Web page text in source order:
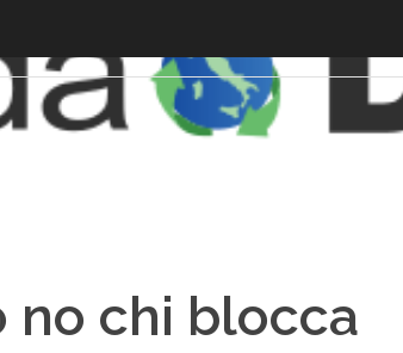
no chi blocca